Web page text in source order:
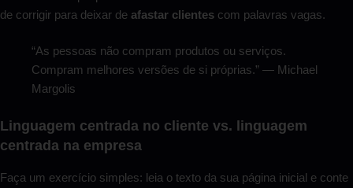
de corrigir para deixar de afastar clientes com palavras vagas.
“As pessoas não compram produtos ou serviços.
Compram melhores versões de si próprias.” — Michael
Margolis
Linguagem centrada no cliente vs. linguagem
centrada na empresa
Faça um exercício simples: leia o texto da sua página inicial e conte